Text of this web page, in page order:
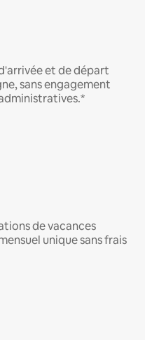
et de départ
sans engagement
de vacances
unique sans frais